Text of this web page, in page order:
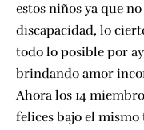
estos niños ya que
discapacidad, lo
todo lo posible por
brindando amor
Ahora los 14
felices bajo el mismo